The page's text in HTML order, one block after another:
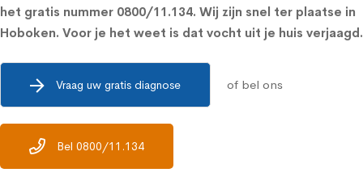
het gratis nummer 0800/11.134. Wij zijn snel ter plaatse in
Hoboken. Voor je het weet is dat vocht uit je huis verjaagd.
Vraag uw gratis diagnose of bel ons
Bel 0800/11.134